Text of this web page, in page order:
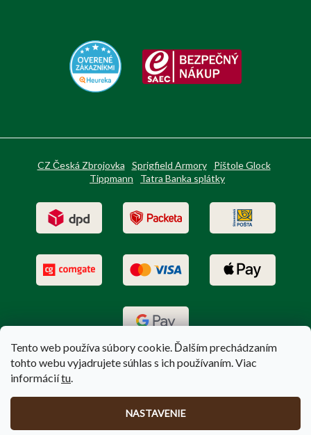
Tento web používa súbory cookie. Ďalším prechádzaním
tohto webu vyjadrujete súhlas s ich používaním. Viac
informáciítu.
NASTAVENIE
CZ Česká Zbrojovka Sprigfield Armory
Pištole Glock
Tippmann
Tatra Banka splátky